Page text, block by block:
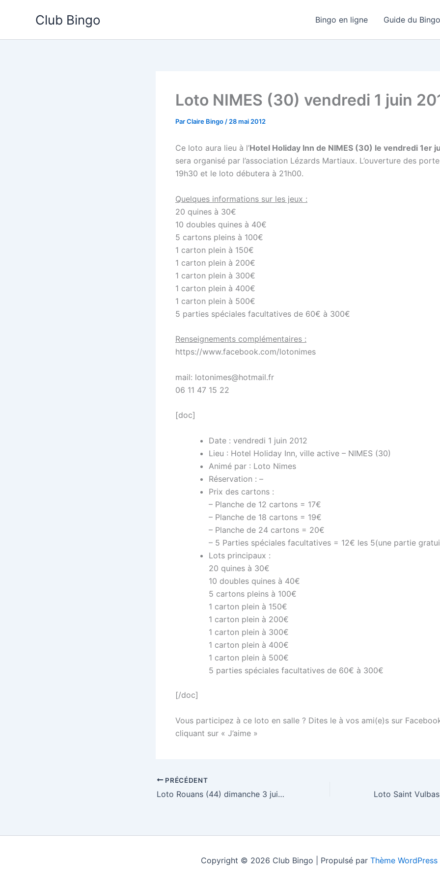
Club Bingo Bingo en ligne Guide du
Loto NIMES (30) vendredi 1 juin
ParClaire Bingo / 28 mai 2012
Ce loto aura lieu à l’Hotel Holiday Inn de NIMES (30) le vendredi 1er
sera organisé par l’association Lézards Martiaux. L’ouverture des
19h30 et le loto débutera à 21h00.
Quelques informations sur les jeux :
20 quines à 30€
10 doubles quines à 40€
5 cartons pleins à 100€
1 carton plein à 150€
1 carton plein à 200€
1 carton plein à 300€
1 carton plein à 400€
1 carton plein à 500€
5 parties spéciales facultatives de 60€ à 300€
Renseignements complémentaires :
https://www.facebook.com/lotonimes
mail: lotonimes@hotmail.fr
06 11 47 15 22
[doc]
Date : vendredi 1 juin 2012
Lieu : Hotel Holiday Inn, ville active – NIMES (30)
Animé par : Loto Nimes
Réservation : –
Prix des cartons :
– Planche de 12 cartons = 17€
– Planche de 18 cartons = 19€
– Planche de 24 cartons = 20€
– 5 Parties spéciales facultatives = 12€ les 5(une partie
Lots principaux :
20 quines à 30€
10 doubles quines à 40€
5 cartons pleins à 100€
1 carton plein à 150€
1 carton plein à 200€
1 carton plein à 300€
1 carton plein à 400€
1 carton plein à 500€
5 parties spéciales facultatives de 60€ à 300€
[/doc]
Vous participez à ce loto en salle ? Dites le à vos ami(e)s sur
cliquant sur « J’aime »
PRÉCÉDENT
Loto Rouans (44) dimanche 3 juin 2012
Copyright © 2026 Club Bingo | Propulsé par Thème